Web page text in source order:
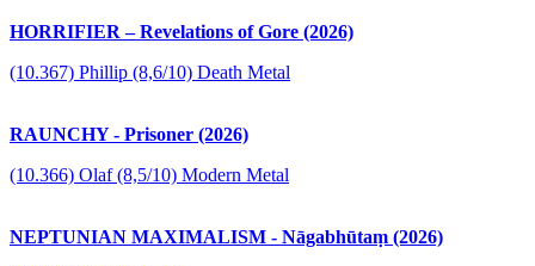
HORRIFIER – Revelations of Gore (2026)
(10.367) Phillip (8,6/10) Death Metal
RAUNCHY - Prisoner (2026)
(10.366) Olaf (8,5/10) Modern Metal
NEPTUNIAN MAXIMALISM - Nāgabhūtaṃ (2026)